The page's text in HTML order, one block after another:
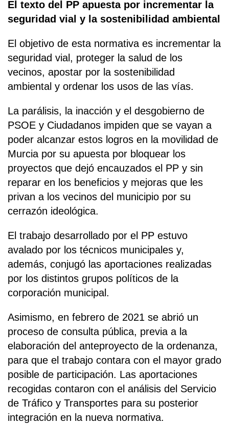
El texto del PP apuesta por incrementar la
seguridad vial y la sostenibilidad ambiental
El objetivo de esta normativa es incrementar la
seguridad vial, proteger la salud de los
vecinos, apostar por la sostenibilidad
ambiental y ordenar los usos de las vías.
La parálisis, la inacción y el desgobierno de
PSOE y Ciudadanos impiden que se vayan a
poder alcanzar estos logros en la movilidad de
Murcia por su apuesta por bloquear los
proyectos que dejó encauzados el PP y sin
reparar en los beneficios y mejoras que les
privan a los vecinos del municipio por su
cerrazón ideológica.
El trabajo desarrollado por el PP estuvo
avalado por los técnicos municipales y,
además, conjugó las aportaciones realizadas
por los distintos grupos políticos de la
corporación municipal.
Asimismo, en febrero de 2021 se abrió un
proceso de consulta pública, previa a la
elaboración del anteproyecto de la ordenanza,
para que el trabajo contara con el mayor grado
posible de participación. Las aportaciones
recogidas contaron con el análisis del Servicio
de Tráfico y Transportes para su posterior
integración en la nueva normativa.